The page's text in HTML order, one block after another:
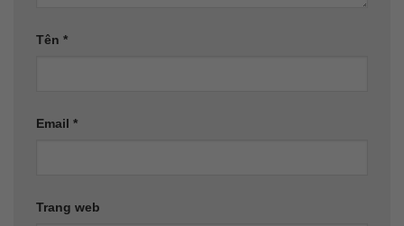
Tên *
Email *
Trang web